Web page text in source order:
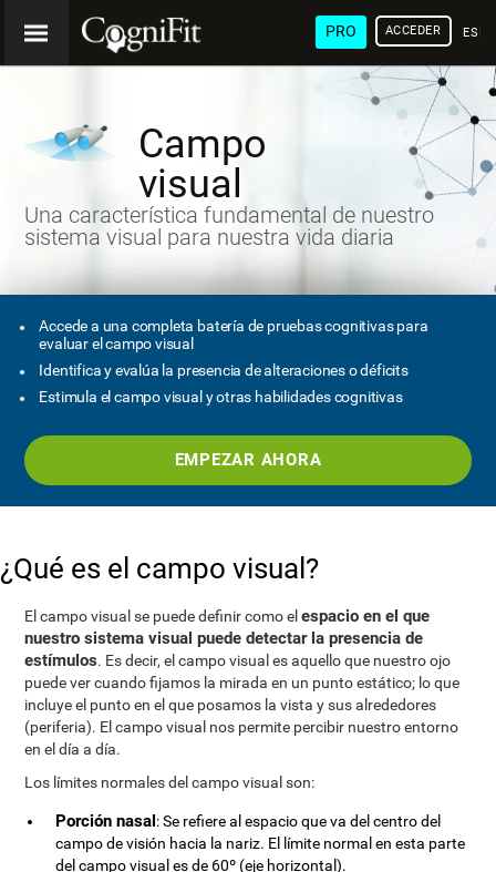
PRO ACCEDER
Campo
visual
Una característica fundamental de nuestro
sistema visual para nuestra vida diaria
Accede a una completa batería de pruebas cognitivas para
evaluar el campo visual
Identifica y evalúa la presencia de alteraciones o déficits
Estimula el campo visual y otras habilidades cognitivas
EMPEZAR AHORA
¿Qué es el campo visual?
El campo visual se puede definir como elespacio en el que
nuestro sistema visual puede detectar la presencia de
estímulos. Es decir, el campo visual es aquello que nuestro ojo
puede ver cuando fijamos la mirada en un punto estático; lo que
incluye el punto en el que posamos la vista y sus alrededores
(periferia). El campo visual nos permite percibir nuestro entorno
en el día a día.
Los límites normales del campo visual son:
Porción nasal: Se refiere al espacio que va del centro del
campo de visión hacia la nariz. El límite normal en esta parte
del campo visual es de 60º (eje horizontal).